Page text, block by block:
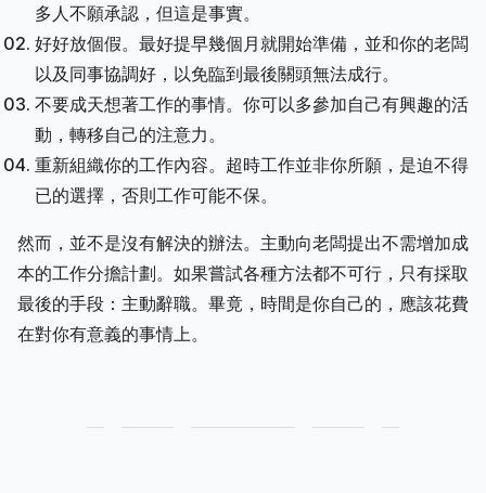
多人不願承認，但這是事實。
好好放個假。最好提早幾個月就開始準備，並和你的老闆
以及同事協調好，以免臨到最後關頭無法成行。
不要成天想著工作的事情。你可以多參加自己有興趣的活
動，轉移自己的注意力。
重新組織你的工作內容。超時工作並非你所願，是迫不得
已的選擇，否則工作可能不保。
然而，並不是沒有解決的辦法。主動向老闆提出不需增加成
本的工作分擔計劃。如果嘗試各種方法都不可行，只有採取
最後的手段：主動辭職。畢竟，時間是你自己的，應該花費
在對你有意義的事情上。